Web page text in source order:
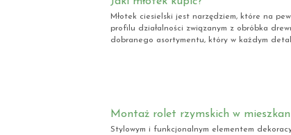
Młotek ciesielski jest narzędziem, które na
profilu działalności związanym z obróbka
dobranego asortymentu, który w każdym
Montaż rolet rzymskich w
Stylowym i funkcjonalnym elementem